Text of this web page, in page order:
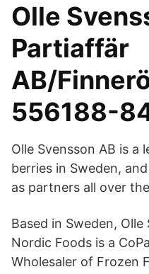
Olle
Partiaffär
AB/
556188-
Olle Svensson AB is a
berries in Sweden,
as partners all over
Based in Sweden,
Nordic Foods is a
Wholesaler of Frozen